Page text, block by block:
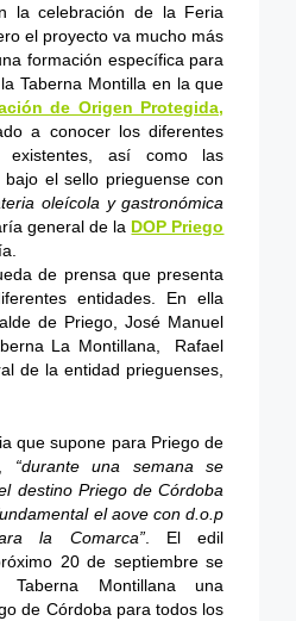
la celebración de la Feria
el proyecto va mucho más
formación específica para
Taberna Montilla en la que
de Origen Protegida,
a conocer los diferentes
así como las
el sello prieguense con
oleícola y gastronómica
general de la DOP Priego
de prensa que presenta
entidades. En ella
de Priego, José Manuel
La Montillana, Rafael
de la entidad prieguenses,
que supone para Priego de
“durante una semana se
destino Priego de Córdoba
el aove con d.o.p
la Comarca”. El edil
20 de septiembre se
Montillana una
de Córdoba para todos los